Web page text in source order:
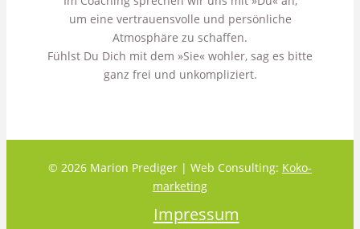
um eine vertrauensvolle und persönliche
Atmosphäre zu schaffen.
Fühlst Du Dich mit dem »Sie« wohler, sag es bitte
ganz frei und unkompliziert.
© 2026 Marion Prediger | Web Consulting: Koko-
marketing
Impressum